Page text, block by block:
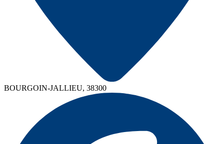
BOURGOIN-JALLIEU, 38300